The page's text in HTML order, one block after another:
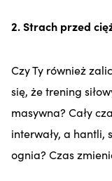
2. Strach przed
Czy Ty również
się, że trening
masywna? Cały
interwały, a hantli,
ognia? Czas